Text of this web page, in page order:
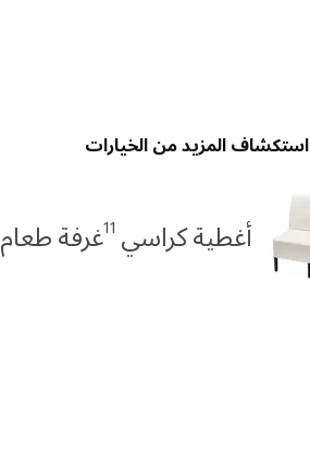
استكشاف المزيد من الخيارات
أغطية كراسي 11غرفة طعام STOCKHOLM